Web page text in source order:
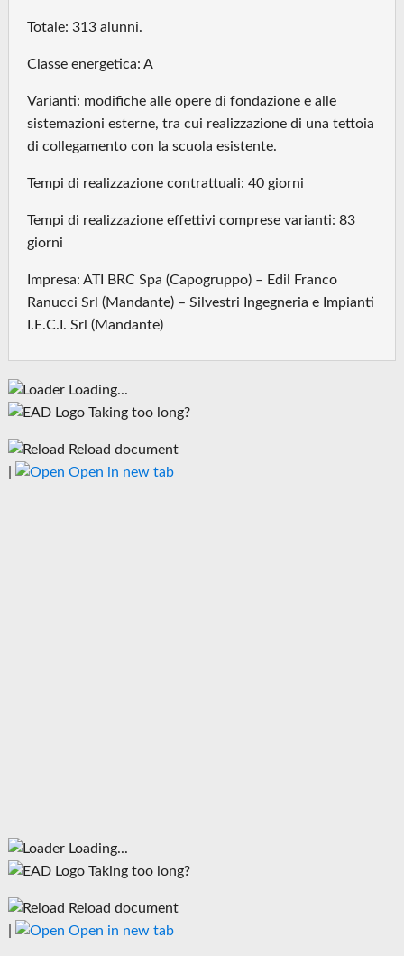
Totale: 313 alunni.
Classe energetica: A
Varianti: modifiche alle opere di fondazione e alle
sistemazioni esterne, tra cui realizzazione di una tettoia
di collegamento con la scuola esistente.
Tempi di realizzazione contrattuali: 40 giorni
Tempi di realizzazione effettivi comprese varianti: 83
giorni
Impresa: ATI BRC Spa (Capogruppo) – Edil Franco
Ranucci Srl (Mandante) – Silvestri Ingegneria e Impianti
I.E.C.I. Srl (Mandante)
Loading...
Taking too long?
Reload document
Open in new tab
Loading...
Taking too long?
Reload document
Open in new tab